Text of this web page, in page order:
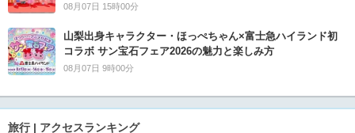
08月07日 15時00分
山梨出身キャラクター・ほっぺちゃん×富士急ハイランド初
コラボ サン宝石フェア2026の魅力と楽しみ方
08月07日 9時00分
旅行 | アクセスランキング